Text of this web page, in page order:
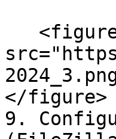
</figure>
9.